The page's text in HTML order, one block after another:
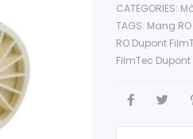
CATEGORIES:
TAGS: Mang
RO Dupont
FilmTec Dupont